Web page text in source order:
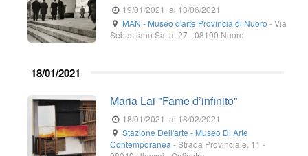
19/01/2021 al 13/06/2021
MAN - Museo d'arte Provincia di Nuoro -Via
Sebastiano Satta, 27-08100 Nuoro
18/01/2021
Maria Lai "Fame d’infinito"
18/01/2021 al 18/02/2021
Stazione Dell'arte - Museo Di Arte
Contemporanea -Strada Provinciale, 11 -